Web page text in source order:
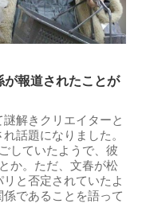
報道されたことが
解きクリエイターと
話題になりました。
していたようで、彼
か。ただ、文春が松
と否定されていたよ
であることを語って